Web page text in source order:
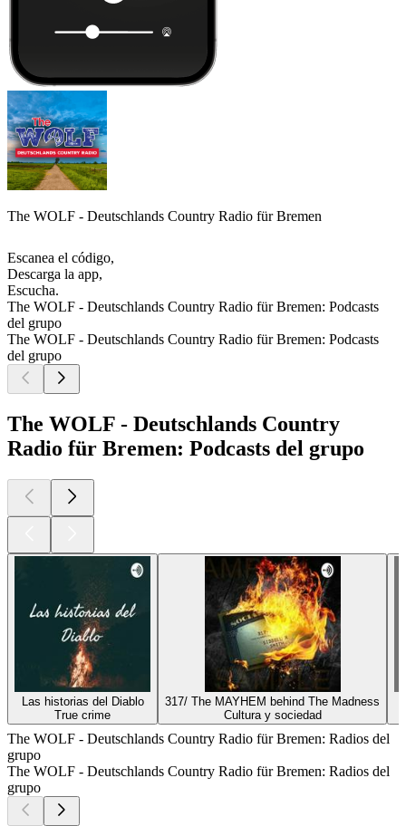
The WOLF - Deutschlands Country Radio für Bremen
Escanea el código,
Descarga la app,
Escucha.
The WOLF - Deutschlands Country Radio für Bremen: Podcasts
del grupo
The WOLF - Deutschlands Country Radio für Bremen: Podcasts
del grupo
The WOLF - Deutschlands Country
Radio für Bremen: Podcasts del grupo
Las historias del Diablo
True crime
317/ The MAYHEM behind The Madness
Cultura y sociedad
The WOLF - Deutschlands Country Radio für Bremen: Radios del
grupo
The WOLF - Deutschlands Country Radio für Bremen: Radios del
grupo